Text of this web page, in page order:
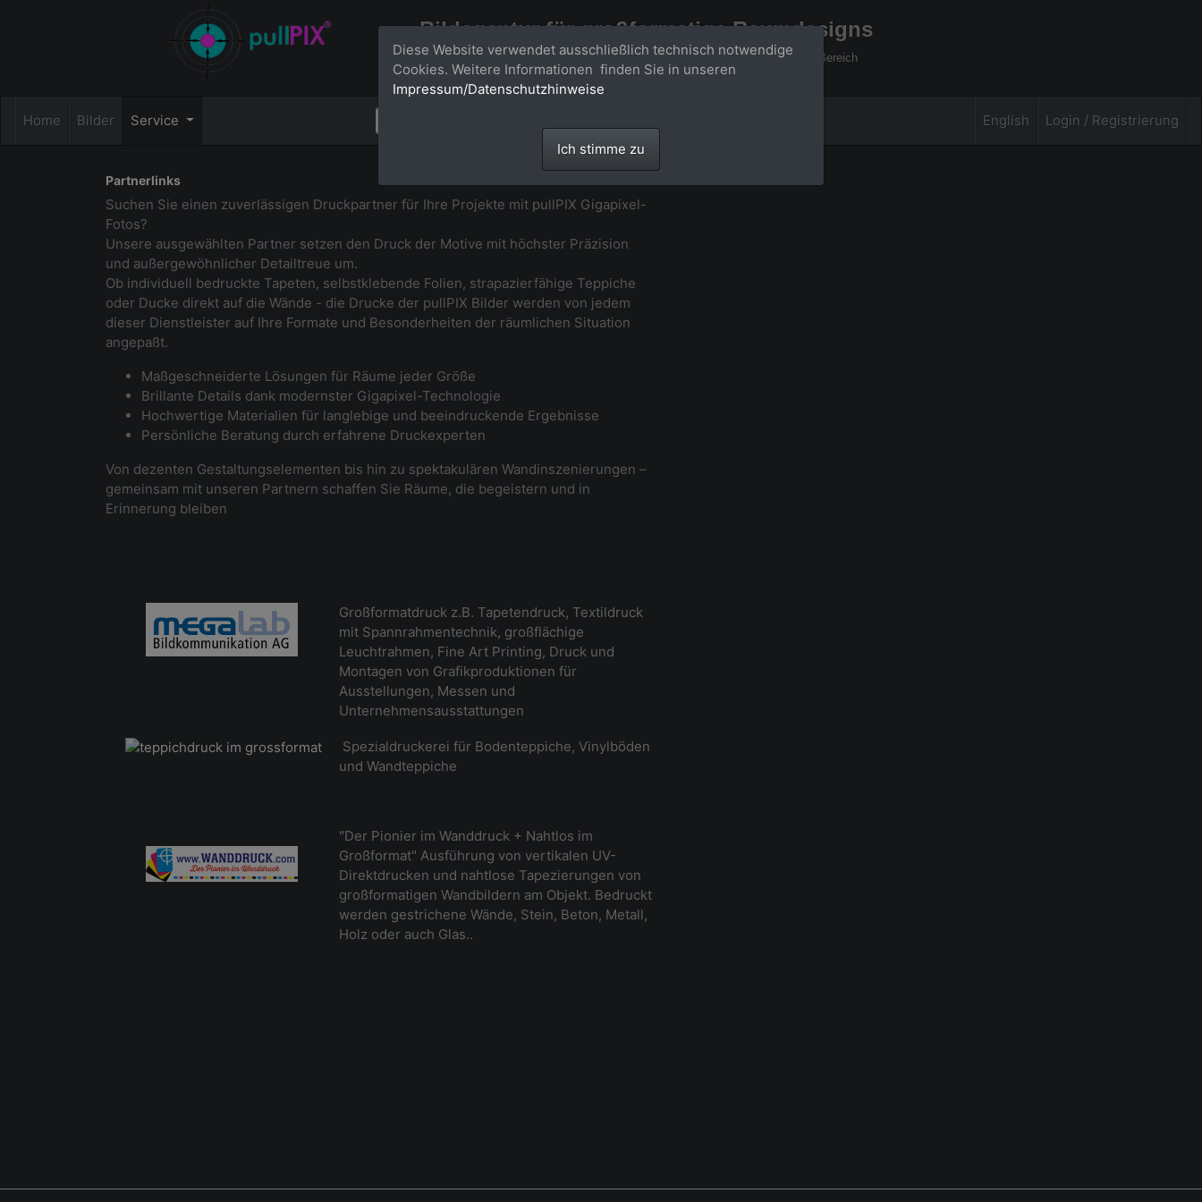
Bildagentur für großformatige Raumdesigns
Großformatige Bilder - über 100 Meter große 'largeformat' Fotos im Gigapixel Bereich
Home Bilder Service English Login / Registrierung
Partnerlinks
Suchen Sie einen zuverlässigen Druckpartner für Ihre Projekte mit pullPIX Gigapixel-
Fotos?
Unsere ausgewählten Partner setzen den Druck der Motive mit höchster Präzision
und außergewöhnlicher Detailtreue um.
Ob individuell bedruckte Tapeten, selbstklebende Folien, strapazierfähige Teppiche
oder Ducke direkt auf die Wände - die Drucke der pullPIX Bilder werden von jedem
dieser Dienstleister auf Ihre Formate und Besonderheiten der räumlichen Situation
angepaßt.
Maßgeschneiderte Lösungen für Räume jeder Größe
Brillante Details dank modernster Gigapixel-Technologie
Hochwertige Materialien für langlebige und beeindruckende Ergebnisse
Persönliche Beratung durch erfahrene Druckexperten
Von dezenten Gestaltungselementen bis hin zu spektakulären Wandinszenierungen –
gemeinsam mit unseren Partnern schaffen Sie Räume, die begeistern und in
Erinnerung bleiben
Großformatdruck z.B. Tapetendruck, Textildruck
mit Spannrahmentechnik, großflächige
Leuchtrahmen, Fine Art Printing, Druck und
Montagen von Grafikproduktionen für
Ausstellungen, Messen und
Unternehmensausstattungen
Spezialdruckerei für Bodenteppiche, Vinylböden
und Wandteppiche
"Der Pionier im Wanddruck + Nahtlos im
Großformat" Ausführung von vertikalen UV-
Direktdrucken und nahtlose Tapezierungen von
großformatigen Wandbildern am Objekt. Bedruckt
werden gestrichene Wände, Stein, Beton, Metall,
Holz oder auch Glas..
Diese Website verwendet ausschließlich technisch notwendige
Cookies. Weitere Informationen finden Sie in unseren
Impressum/Datenschutzhinweise
Ich stimme zu